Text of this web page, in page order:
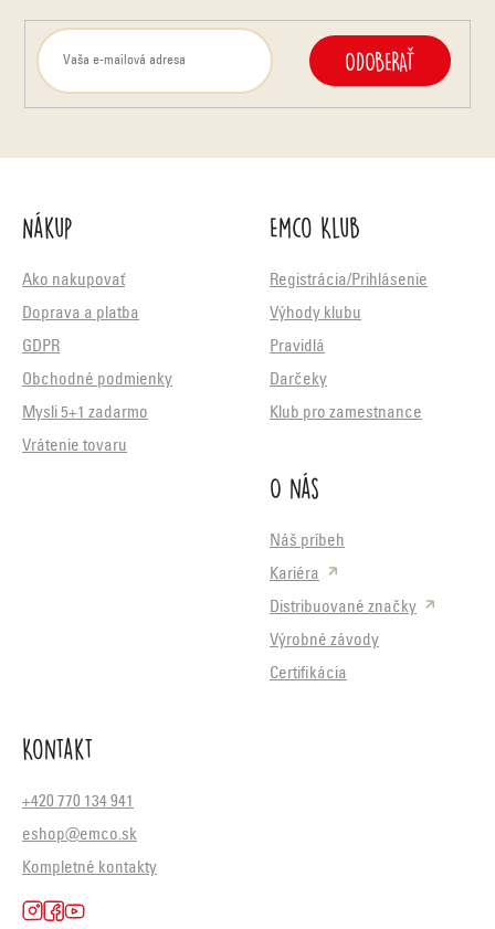
s
ODOBERAŤ
Nákup
Ako nakupovať
Doprava a platba
GDPR
Obchodné podmienky
Mysli 5+1 zadarmo
Vrátenie tovaru
Emco Klub
Registrácia/Prihlásenie
Výhody klubu
Pravidlá
Darčeky
Klub pro zamestnance
O nás
Náš príbeh
Kariéra
Distribuované značky
Výrobné závody
Certifikácia
Kontakt
+420 770 134 941
eshop@emco.sk
Kompletné kontakty